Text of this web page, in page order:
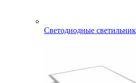
Светодиодные